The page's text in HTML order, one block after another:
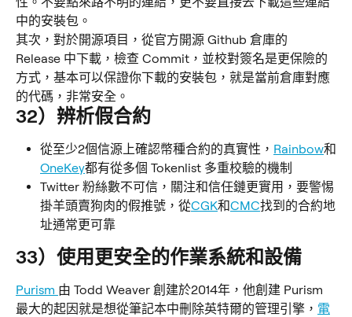
中的安裝包。
其次，對於開源項目，從官方開源 Github 倉庫的
Release 中下載，檢查 Commit，並校對簽名是更保險的
方式，基本可以保證你下載的安裝包，就是當前倉庫對應
的代碼，非常安全。
32）辨析假合約
從至少2個信源上確認幣種合約的真實性， Rainbow和
OneKey都有從多個 Tokenlist 多重校驗的機制
Twitter 粉絲數不可信，關注和信任鏈更實用，要警惕
掛羊頭賣狗肉的假推號，從CGK和CMC找到的合約地
址通常更可靠
33）使用更安全的作業系統和設備
Purism 由 Todd Weaver 創建於2014年，他創建 Purism
最大的起因就是想從筆記本中刪除英特爾的管理引擎， 電